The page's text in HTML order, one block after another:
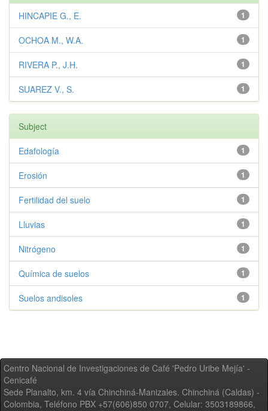
1
HINCAPIE G., E.
1
OCHOA M., W.A.
1
RIVERA P., J.H.
1
SUAREZ V., S.
Subject
1
Edafología
1
Erosión
1
Fertilidad del suelo
1
Lluvias
1
Nitrógeno
1
Química de suelos
1
Suelos andisoles
Centro Nacional de Investigaciones de Café 'Pedro Uribe Mejía' -
Cenicafé
Sede Planalto, km. 4 vía Chinchiná-Manizales. Chinchiná (Caldas) -
Colombia, Teléfono PBX +57(606)850 0707, Celular: 3503189866,